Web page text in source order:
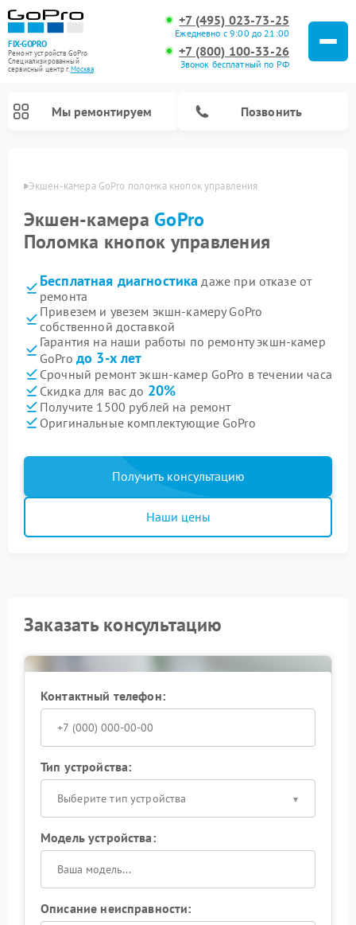
FIX-GOPRO
Ремонт устройств GoPro
Специализированный
cервисный центр г.Москва
+7 (495) 023-73-25
Ежедневно с 9:00 до 21:00
+7 (800) 100-33-26
Звонок бесплатный по РФ
Мы ремонтируем Позвонить
Экшен-камера GoPro поломка кнопок управления
Экшен-камера GoPro
Поломка кнопок управления
Бесплатная диагностика даже при отказе от
ремонта
Привезем и увезем экшн-камеру GoPro
собственной доставкой
Гарантия на наши работы по ремонту экшн-камер
GoPro до 3-х лет
Срочный ремонт экшн-камер GoPro в течении часа
Скидка для вас до 20%
Получите 1500 рублей на ремонт
Оригинальные комплектующие GoPro
Получить консультацию
Наши цены
Заказать консультацию
Контактный телефон:
Тип устройства:
Выберите тип устройства
Модель устройства:
Описание неисправности: